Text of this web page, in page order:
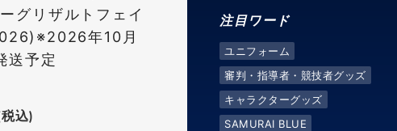
グリザルトフェイ
年10月
送予定
込)
注目ワード
ユニフォーム
審判・指導者・競技者グッズ
キャラクターグッズ
SAMURAI BLUE